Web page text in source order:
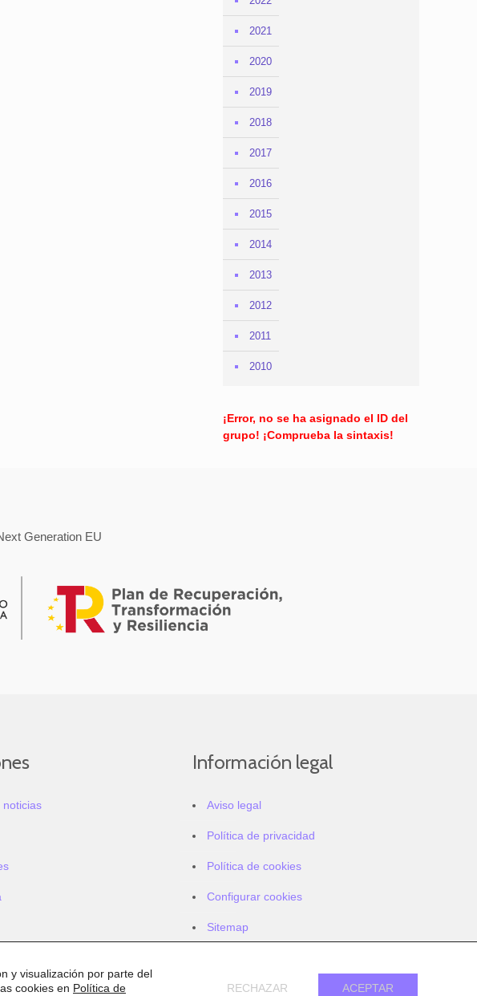
2021
2020
2019
2018
2017
2016
2015
2014
2013
2012
2011
2010
¡Error, no se ha asignado el ID del
grupo! ¡Comprueba la sintaxis!
Generation EU
noticias
Información legal
Aviso legal
Política de privacidad
Política de cookies
Configurar cookies
Sitemap
y visualización por parte del
cookies en Política de ACEPTAR
RECHAZAR